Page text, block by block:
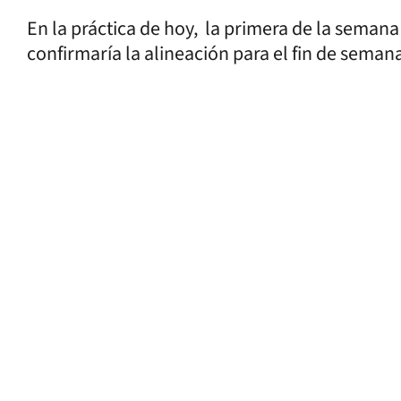
En la práctica de hoy, la primera de la
confirmaría la alineación para el fin de